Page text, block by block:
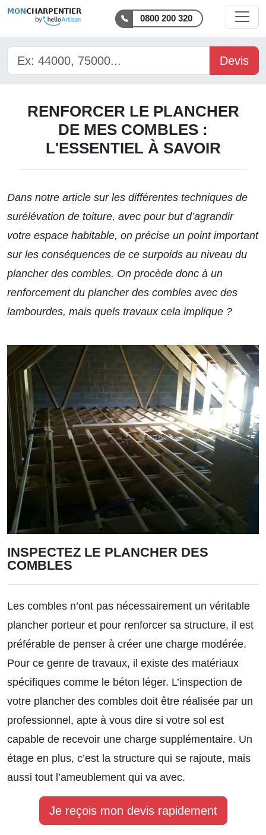
MON CHARPENTIER
0800 200 320
Devis
RENFORCER LE PLANCHER
DE MES COMBLES :
L'ESSENTIEL À SAVOIR
Dans notre article sur les différentes techniques de
surélévation de toiture, avec pour but d’agrandir
votre espace habitable, on précise un point important
sur les conséquences de ce surpoids au niveau du
plancher des combles. On procède donc à un
renforcement du plancher des combles avec des
lambourdes, mais quels travaux cela implique ?
INSPECTEZ LE PLANCHER DES
COMBLES
Les combles n’ont pas nécessairement un véritable
plancher porteur et pour renforcer sa structure, il est
préférable de penser à créer une charge modérée.
Pour ce genre de travaux, il existe des matériaux
spécifiques comme le béton léger. L’inspection de
votre plancher des combles doit être réalisée par un
professionnel, apte à vous dire si votre sol est
capable de recevoir une charge supplémentaire. Un
étage en plus, c’est la structure qui se rajoute, mais
aussi tout l’ameublement qui va avec.
Je reçois mon devis rapidement